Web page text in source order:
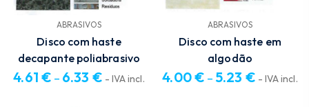
ABRASIVOS
Disco com haste
decapante poliabrasivo
4.61 € – 6.33 € - IVA incl.
ABRASIVOS
Disco com haste em
algodão
4.00€ – 5.23 € - IVA incl.